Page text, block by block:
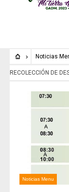
Noticias
RECOLECCIÓN DE
Noticias Menu